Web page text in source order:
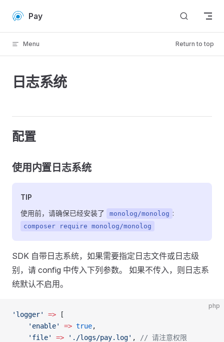
Skip to content
Pay
Menu Return to top
日志系统
配置
使用内置日志系统
TIP
使用前，请确保已经安装了
monolog/monolog :
composer require monolog/monolog
SDK 自带日志系统，如果需要指定日志文件或日志级
别，请 config 中传入下列参数。 如果不传入，则日志系
统默认不启用。
php
'logger' => [
    'enable'
=> true,
    'file'
=> './logs/pay.log' ,
// 请注意权限